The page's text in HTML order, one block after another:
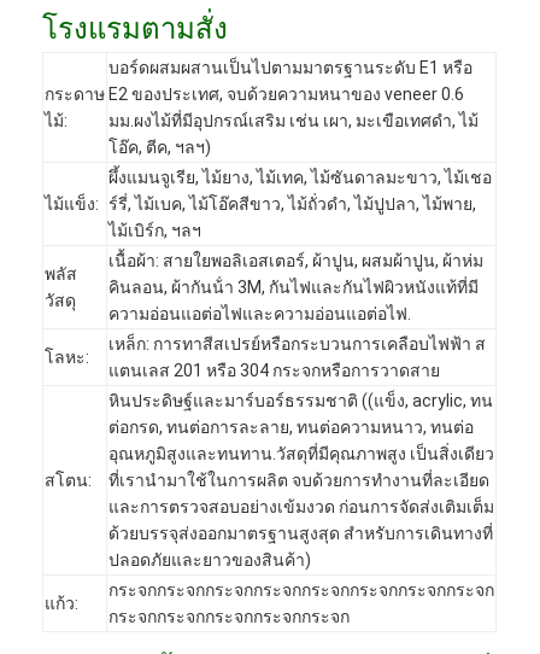
โรงแรมตามสั่ง
กระดาษ
ไม้:
บอร์ดผสมผสานเป็นไปตามมาตรฐานระดับ E1 หรือ
E2 ของประเทศ, จบด้วยความหนาของ veneer 0.6
มม.ผงไม้ที่มีอุปกรณ์เสริม เช่น เผา, มะเขือเทศดํา, ไม้
โอ๊ค, ตีค, ฯลฯ)
ไม้แข็ง:
ผึ้งแมนจูเรีย, ไม้ยาง, ไม้เทค, ไม้ซันดาลมะขาว, ไม้เชอ
ร์รี่, ไม้เบค, ไม้โอ๊คสีขาว, ไม้ถั่วดํา, ไม้ปูปลา, ไม้พาย,
ไม้เบิร์ก, ฯลฯ
พลัส
วัสดุ
เนื้อผ้า: สายใยพอลิเอสเตอร์, ผ้าปูน, ผสมผ้าปูน, ผ้าห่ม
คินลอน, ผ้ากันน้ํา 3M, กันไฟและกันไฟผิวหนังแท้ที่มี
ความอ่อนแอต่อไฟและความอ่อนแอต่อไฟ.
โลหะ:
เหล็ก: การทาสีสเปรย์หรือกระบวนการเคลือบไฟฟ้า ส
แตนเลส 201 หรือ 304 กระจกหรือการวาดสาย
สโตน:
หินประดิษฐ์และมาร์บอร์ธรรมชาติ ((แข็ง, acrylic, ทน
ต่อกรด, ทนต่อการละลาย, ทนต่อความหนาว, ทนต่อ
อุณหภูมิสูงและทนทาน.วัสดุที่มีคุณภาพสูง เป็นสิ่งเดียว
ที่เรานํามาใช้ในการผลิต จบด้วยการทํางานที่ละเอียด
และการตรวจสอบอย่างเข้มงวด ก่อนการจัดส่งเติมเต็ม
ด้วยบรรจุส่งออกมาตรฐานสูงสุด สําหรับการเดินทางที่
ปลอดภัยและยาวของสินค้า)
แก้ว:
กระจกกระจกกระจกกระจกกระจกกระจกกระจกกระจก
กระจกกระจกกระจกกระจกกระจก